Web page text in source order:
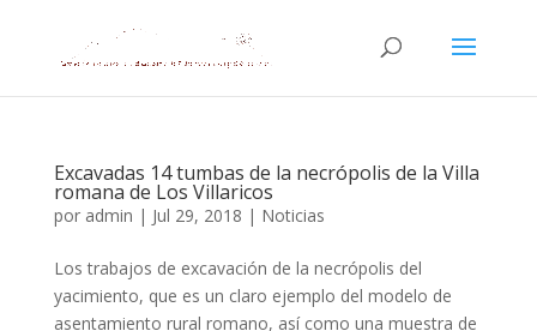
Excavadas 14 tumbas de la necrópolis de la Villa
romana de Los Villaricos
por admin | Jul 29, 2018 | Noticias
Los trabajos de excavación de la necrópolis del
yacimiento, que es un claro ejemplo del modelo de
asentamiento rural romano, así como una muestra de